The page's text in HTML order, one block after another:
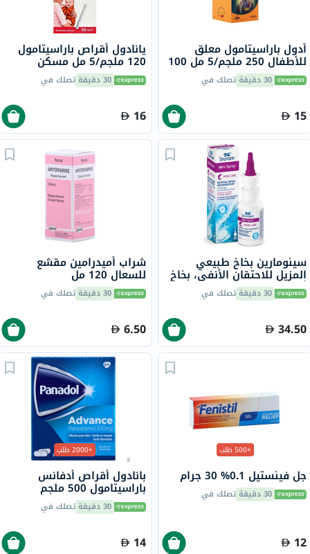
أدول باراسيتامول معلق
للأطفال 250 ملجم/5 مل 100
مل 30 دقيقة تصلك في
15
يانادول أقراص باراسيتامول
120 ملجم/5 مل مسكن
للحمى والألم للأطفال والرضع
100 مل 30 دقيقة تصلك في
16
سينومارين بخاخ طبيعي
المزيل للاحتقان الأنفي، بخاخ
أنفي صغير مفرط التوتر، 30
مل 30 دقيقة تصلك في
34.50
شراب أميدرامين مقشع
للسعال 120 مل
30 دقيقة تصلك في
6.50
+500 طلب
جل فينستيل 0.1% 30 جرام
30 دقيقة تصلك في
12
+2000 طلب
بانادول أقراص أدفانس
باراسيتامول 500 ملجم
قرص 30 دقيقة تصلك في
14